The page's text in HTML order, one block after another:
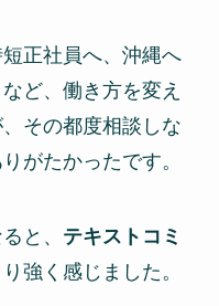
正社員へ、沖縄へ
ど、働き方を変え
その都度相談しな
がたかったです。
と、 テキストコミ
強く感じました。